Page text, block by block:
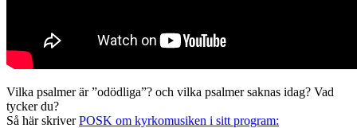
Vilka psalmer är ”odödliga”? och vilka psalmer saknas idag? Vad
tycker du?
Så här skriverPOSK om kyrkomusiken i sitt program: